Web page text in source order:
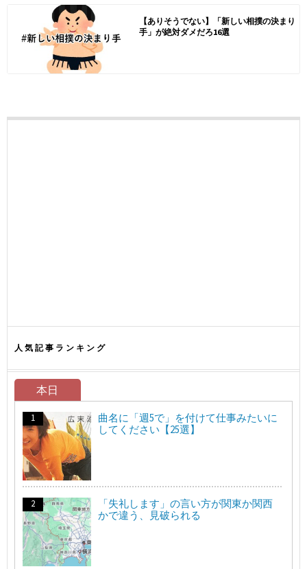
【ありそうでない】「新しい相撲の決まり
手」が絶対ダメだろ16選
人気記事ランキング
本日
曲名に「週5で」を付けて仕事みたいに
してください【25選】
「失礼します」の言い方が関東か関西
かで違う、見破られる